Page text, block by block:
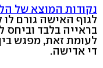
נקודות המוצא של
לגוף האישה גורם
בראייה בלבד וביחס
לעומת זאת, מפגש
די אדישה.